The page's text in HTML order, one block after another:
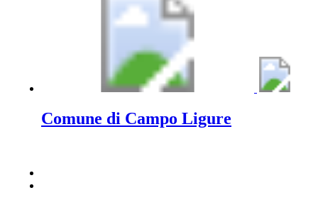
Comune di Campo Ligure